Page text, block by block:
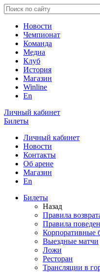
Новости
Чемпионат
Команда
Медиа
Клуб
История
Магазин
Winline
En
Личный кабинет
Билеты
Личный кабинет
Новости
Контакты
Об арене
Магазин
En
Билеты
Назад
Правила
Правила
Корпоративные
Выездные матчи
Ложи
Ресторан
Трансляции в